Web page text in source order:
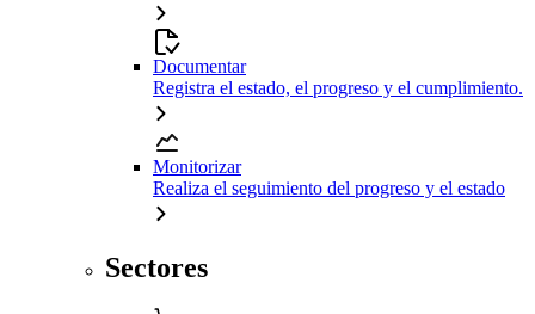
Documentar
Registra el estado, el progreso y el cumplimiento.
Monitorizar
Realiza el seguimiento del progreso y el estado
Sectores